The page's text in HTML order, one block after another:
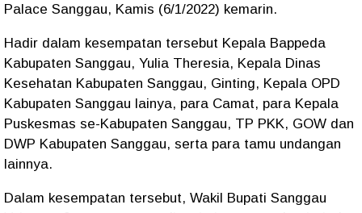
Palace Sanggau, Kamis (6/1/2022) kemarin.
Hadir dalam kesempatan tersebut Kepala Bappeda
Kabupaten Sanggau, Yulia Theresia, Kepala Dinas
Kesehatan Kabupaten Sanggau, Ginting, Kepala OPD
Kabupaten Sanggau lainya, para Camat, para Kepala
Puskesmas se-Kabupaten Sanggau, TP PKK, GOW dan
DWP Kabupaten Sanggau, serta para tamu undangan
lainnya.
Dalam kesempatan tersebut, Wakil Bupati Sanggau